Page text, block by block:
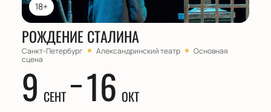
18+
РОЖДЕНИЕ СТАЛИНА
Санкт-Петербург Александринский театр
Основная
сцена
9 СЕНТ 16 ОКТ